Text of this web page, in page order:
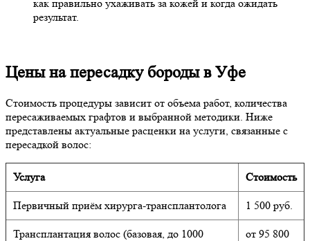
как правильно ухаживать за кожей и когда ожидать
результат.
Цены на пересадку бороды в Уфе
Стоимость процедуры зависит от объема работ, количества
пересаживаемых графтов и выбранной методики. Ниже
представлены актуальные расценки на услуги, связанные с
пересадкой волос:
Услуга Стоимость
Первичный приём хирурга-трансплантолога 1 500 руб.
Трансплантация волос (базовая, до 1000
от 95 800